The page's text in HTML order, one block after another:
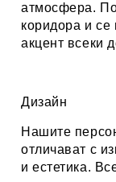
атмосфера.
коридора и се
акцент всеки
Дизайн
Нашите
отличават с
и естетика.